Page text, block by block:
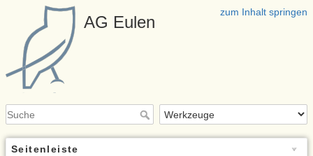
zum Inhalt springen
AG Eulen
Seitenleiste